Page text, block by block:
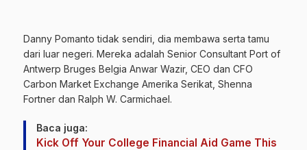
Danny Pomanto tidak sendiri, dia membawa serta tamu
dari luar negeri. Mereka adalah Senior Consultant Port of
Antwerp Bruges Belgia Anwar Wazir, CEO dan CFO
Carbon Market Exchange Amerika Serikat, Shenna
Fortner dan Ralph W. Carmichael.
Baca juga:
Kick Off Your College Financial Aid Game This